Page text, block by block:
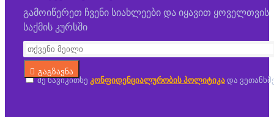
გამოიწერეთ ჩვენი სიახლეები და იყავით ყოველთვის
საქმის კურსში
გაგზავნა
მე წავიკითხე კონფიდენციალურობის პოლიტიკა და